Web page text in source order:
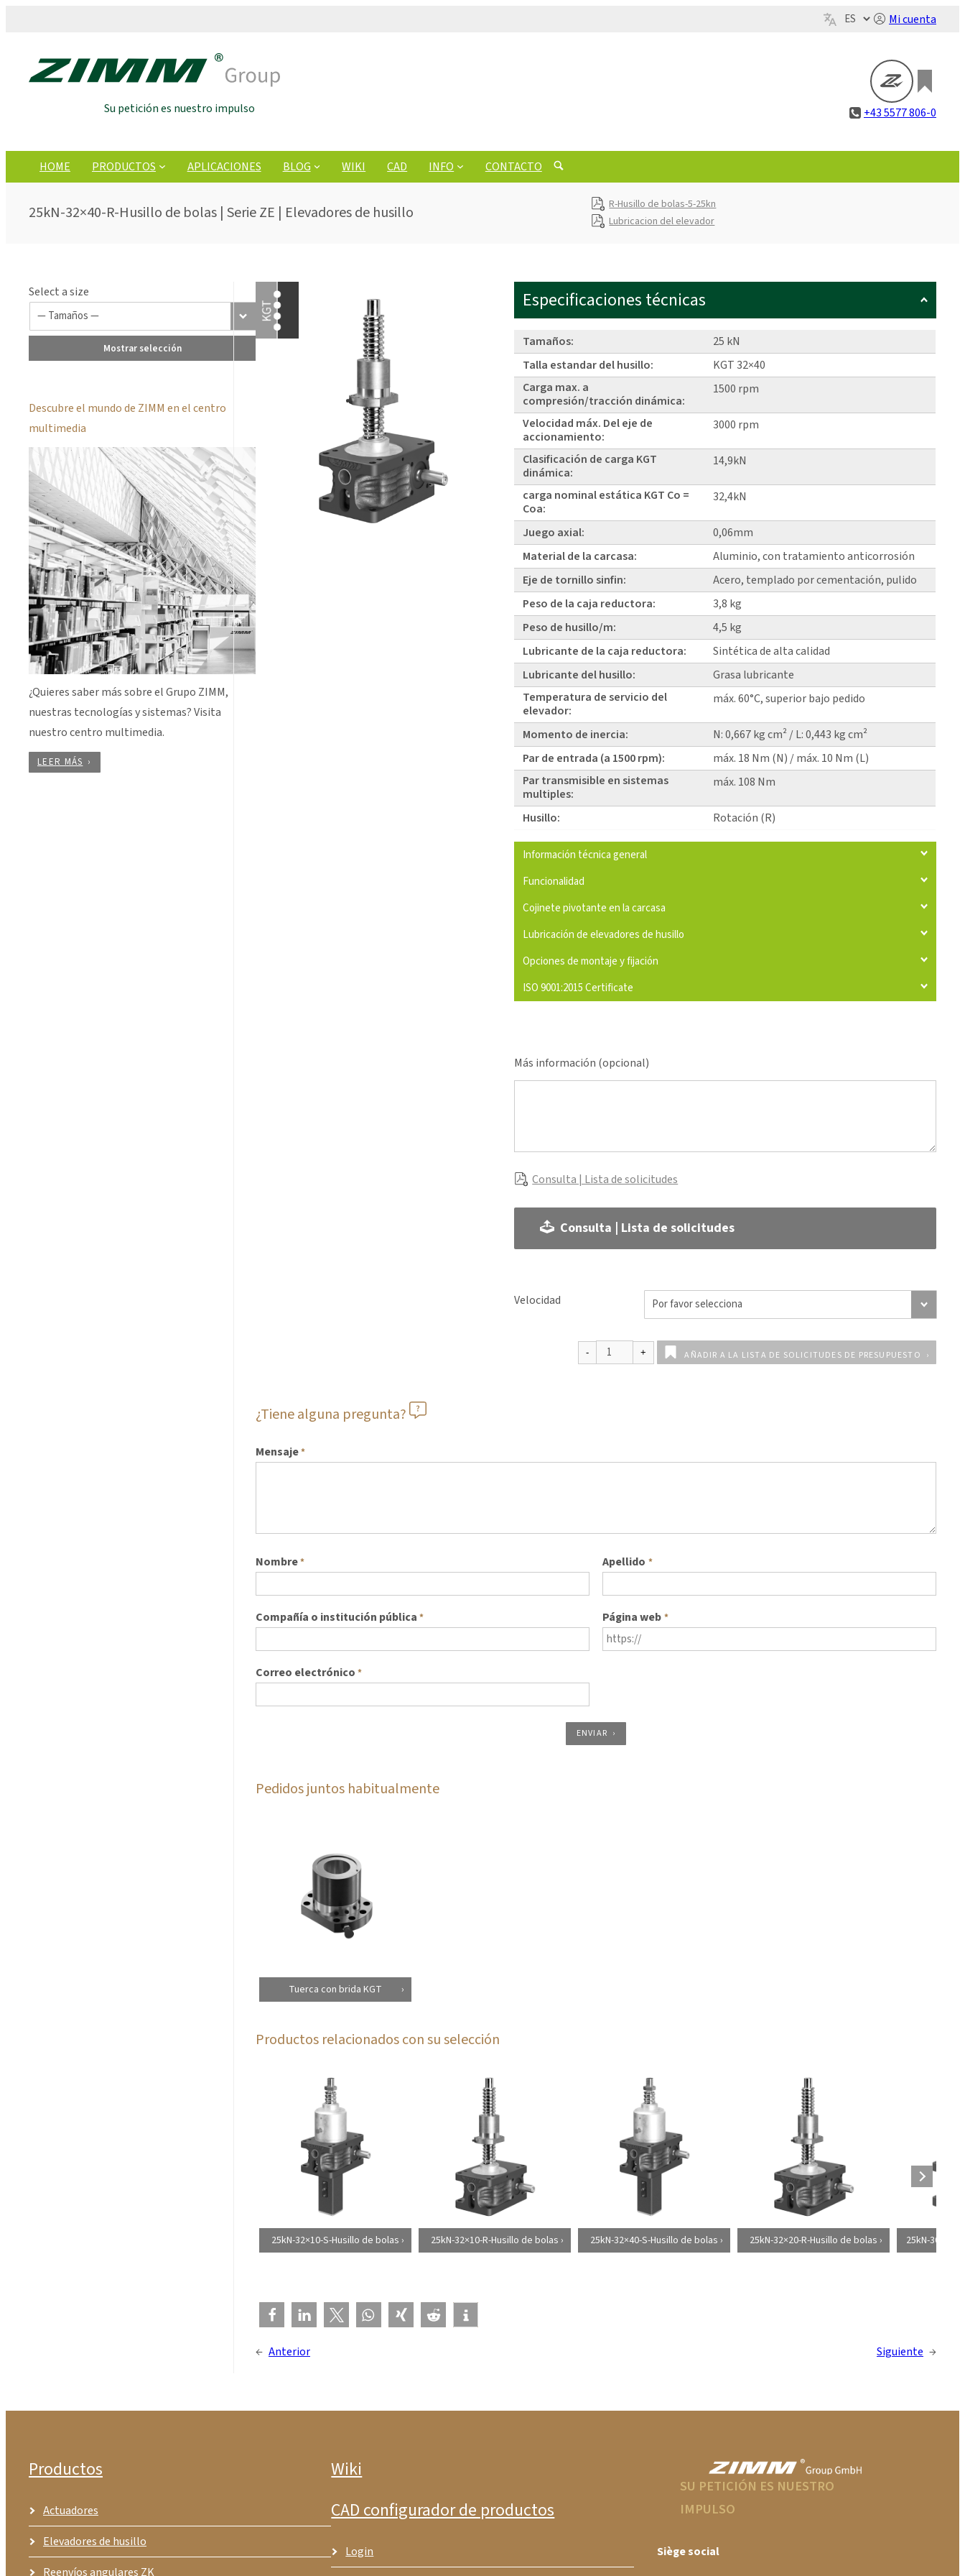
Mi cuenta
Su petición es nuestro impulso +43 5577 806-0
HOME PRODUCTOS APLICACIONES BLOG WIKI CAD INFO CONTACTO
25kN-32×40-R-Husillo de bolas | Serie ZE | Elevadores de husillo
R-Husillo de bolas-5-25kn
Lubricacion del elevador
Select a size
Mostrar selección
Descubre el mundo de ZIMM en el centro
multimedia
¿Quieres saber más sobre el Grupo ZIMM,
nuestras tecnologías y sistemas? Visita
nuestro centro multimedia.
LEER MÁS
Especificaciones técnicas
Tamaños:
25 kN
Talla estandar del husillo:
KGT 32×40
Carga max. a
compresión/tracción dinámica:
1500 rpm
Velocidad máx. Del eje de
accionamiento:
3000 rpm
Clasificación de carga KGT
dinámica:
14,9kN
carga nominal estática KGT Co =
Coa:
32,4kN
Juego axial:
0,06mm
Material de la carcasa:
Aluminio, con tratamiento anticorrosión
Eje de tornillo sinfin:
Acero, templado por cementación, pulido
Peso de la caja reductora:
3,8 kg
Peso de husillo/m:
4,5 kg
Lubricante de la caja reductora:
Sintética de alta calidad
Lubricante del husillo:
Grasa lubricante
Temperatura de servicio del
elevador:
máx. 60°C, superior bajo pedido
Momento de inercia:
N: 0,667 kg cm² / L: 0,443 kg cm²
Par de entrada (a 1500 rpm):
máx. 18 Nm (N) / máx. 10 Nm (L)
Par transmisible en sistemas
multiples:
máx. 108 Nm
Husillo: Rotación (R)
Información técnica general
Funcionalidad
Cojinete pivotante en la carcasa
Lubricación de elevadores de husillo
Opciones de montaje y fijación
ISO 9001:2015 Certificate
Más información (opcional)
Consulta | Lista de solicitudes
Consulta | Lista de solicitudes
Velocidad
AÑADIR A LA LISTA DE SOLICITUDES DE PRESUPUESTO
¿Tiene alguna pregunta?
Mensaje*
Nombre* Apellido *
Compañía o institución pública * Página web *
Correo electrónico *
ENVIAR
Pedidos juntos habitualmente
Tuerca con brida KGT
Productos relacionados con su selección
25kN-32×10-S-Husillo de bolas 25kN-32×10-R-Husillo de bolas 25kN-32×40-S-Husillo de bolas 25kN-32×20-R-Husillo de bolas 25kN-30×6-
← Anterior Siguiente →
Productos
Actuadores
Elevadores de husillo
Reenvíos angulares ZK
Wiki
CAD configurador de productos
Login
SU PETICIÓN ES NUESTRO
IMPULSO
Siège social